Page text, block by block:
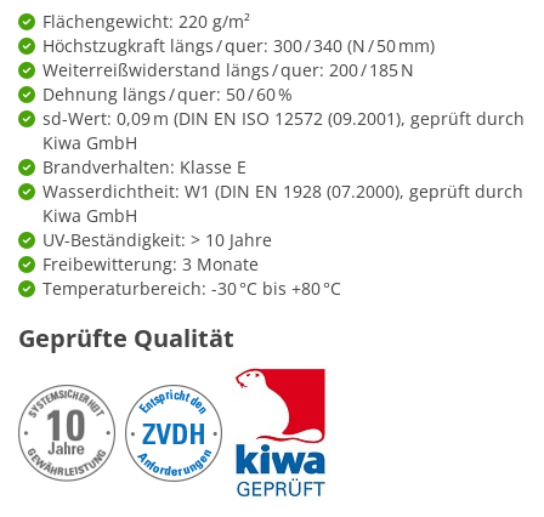
Flächengewicht: 220 g/m²
Höchstzugkraft längs / quer: 300 / 340 (N / 50 mm)
Weiterreißwiderstand längs / quer: 200 / 185 N
Dehnung längs / quer: 50 / 60 %
sd-Wert: 0,09 m (DIN EN ISO 12572 (09.2001), geprüft durch
Kiwa GmbH
Brandverhalten: Klasse E
Wasserdichtheit: W1 (DIN EN 1928 (07.2000), geprüft durch
Kiwa GmbH
UV-Beständigkeit: > 10 Jahre
Freibewitterung: 3 Monate
Temperaturbereich: -30 °C bis +80 °C
Geprüfte Qualität